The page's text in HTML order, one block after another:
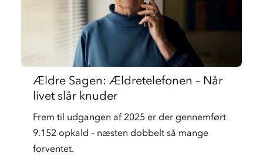
Ældre Sagen: Ældretelefonen – Når
livet slår knuder
Frem til udgangen af 2025 er der gennemført
9.152 opkald – næsten dobbelt så mange
forventet.